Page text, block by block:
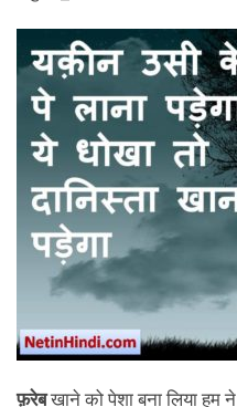
फ़रेबखाने को पेशा बना लिया हम ने